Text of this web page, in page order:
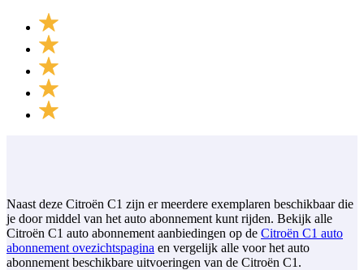
Naast deze Citroën C1 zijn er meerdere exemplaren beschikbaar die
je door middel van het auto abonnement kunt rijden. Bekijk alle
Citroën C1 auto abonnement aanbiedingen op de Citroën C1 auto
abonnement ovezichtspagina en vergelijk alle voor het auto
abonnement beschikbare uitvoeringen van de Citroën C1.